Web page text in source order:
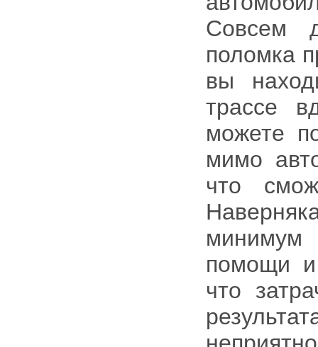
Совсем
поломка
вы
трассе
можете
мимо
что
помощи и
что